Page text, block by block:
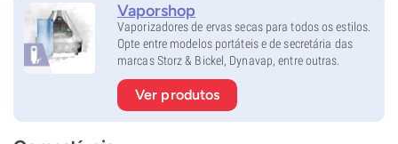
Vaporshop
Vaporizadores de ervas secas para todos os estilos.
Opte entre modelos portáteis e de secretária das
marcas Storz & Bickel, Dynavap, entre outras.
Ver produtos